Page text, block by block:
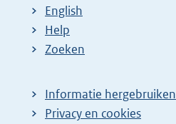
English
Help
Zoeken
Informatie hergebruiken
Privacy en cookies